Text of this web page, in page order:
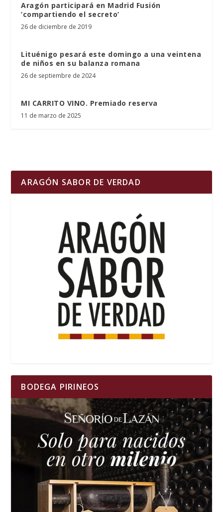
Aragón participará en Madrid Fusión
‘compartiendo el secreto’
26 de diciembre de 2019
Lituénigo pesará este domingo a una veintena
de niños en su balanza romana
26 de septiembre de 2024
MI CARRITO VINO. Premiado reserva
11 de marzo de 2025
ARAGÓN SABOR DE VERDAD
BODEGA PIRINEOS